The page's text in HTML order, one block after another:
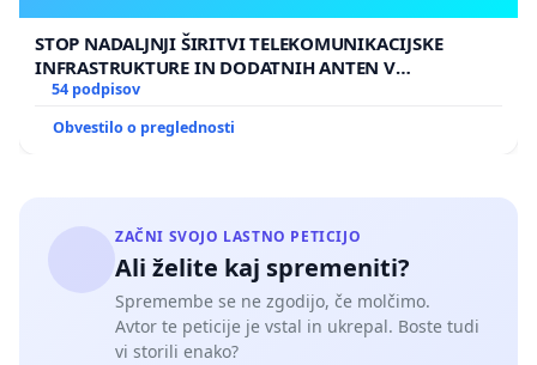
STOP NADALJNJI ŠIRITVI TELEKOMUNIKACIJSKE
INFRASTRUKTURE IN DODATNIH ANTEN V
GRADIŠČAKU
54 podpisov
Obvestilo o preglednosti
ZAČNI SVOJO LASTNO PETICIJO
Ali želite kaj spremeniti?
Spremembe se ne zgodijo, če molčimo.
Avtor te peticije je vstal in ukrepal. Boste tudi
vi storili enako?